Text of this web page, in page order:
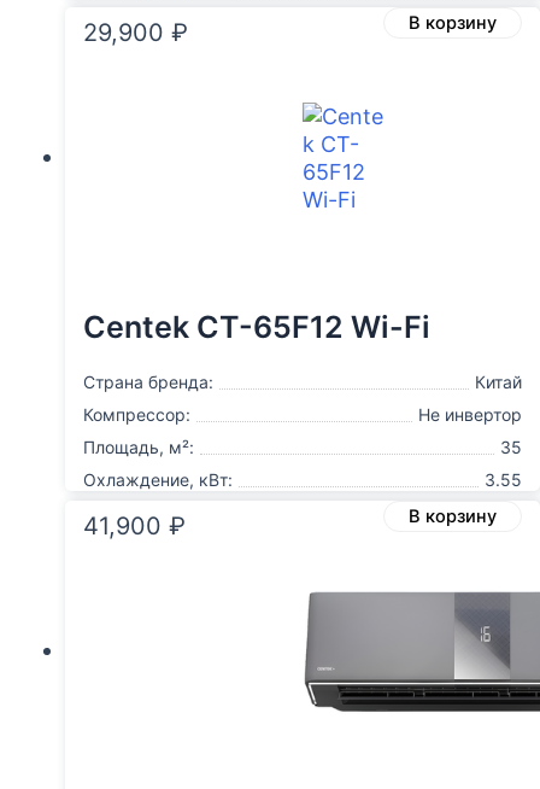
29,900 ₽ В корзину
Centek CT-65F12 Wi-Fi
Страна бренда:
Китай
Компрессор:
Не инвертор
Площадь, м²:
35
Охлаждение, кВт:
3.55
41,900 ₽ В корзину